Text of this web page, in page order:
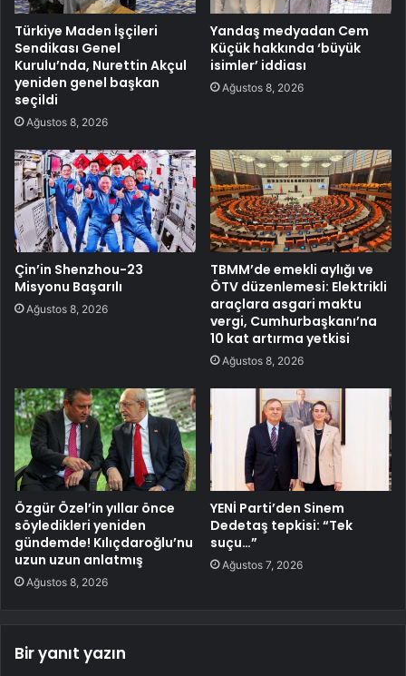
Türkiye Maden İşçileri
Sendikası Genel
Kurulu’nda, Nurettin Akçul
yeniden genel başkan
seçildi
Ağustos 8, 2026
Yandaş medyadan Cem
Küçük hakkında ‘büyük
isimler’ iddiası
Ağustos 8, 2026
Çin’in Shenzhou-23
Misyonu Başarılı
Ağustos 8, 2026
TBMM’de emekli aylığı ve
ÖTV düzenlemesi: Elektrikli
araçlara asgari maktu
vergi, Cumhurbaşkanı’na
10 kat artırma yetkisi
Ağustos 8, 2026
Özgür Özel’in yıllar önce
söyledikleri yeniden
gündemde! Kılıçdaroğlu’nu
uzun uzun anlatmış
Ağustos 8, 2026
YENİ Parti’den Sinem
Dedetaş tepkisi: “Tek
suçu…”
Ağustos 7, 2026
Bir yanıt yazın